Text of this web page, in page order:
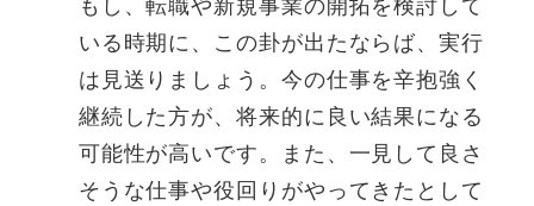
いる時期に、この卦が出たならば、実行
は見送りましょう。今の仕事を辛抱強く
継続した方が、将来的に良い結果になる
可能性が高いです。また、一見して良さ
そうな仕事や役回りがやってきたとして